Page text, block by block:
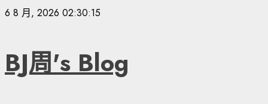
Skip
6 8 月, 2026 02:30:16
BJ周's Blog